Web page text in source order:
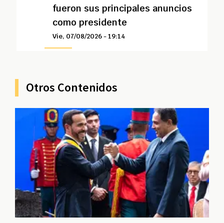
fueron sus principales anuncios
como presidente
Vie, 07/08/2026 - 19:14
Otros Contenidos